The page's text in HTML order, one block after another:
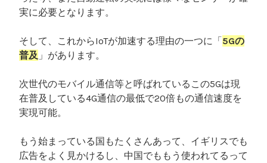
実に必要となります。
そして、これからIoTが加速する理由の一つに「5Gの
普及 」があります。
次世代のモバイル通信等と呼ばれているこの5Gは現
在普及している4G通信の最低で20倍もの通信速度を
実現可能。
もう始まっている国もたくさんあって、イギリスでも
広告をよく見かけるし、中国でももう使われてるって